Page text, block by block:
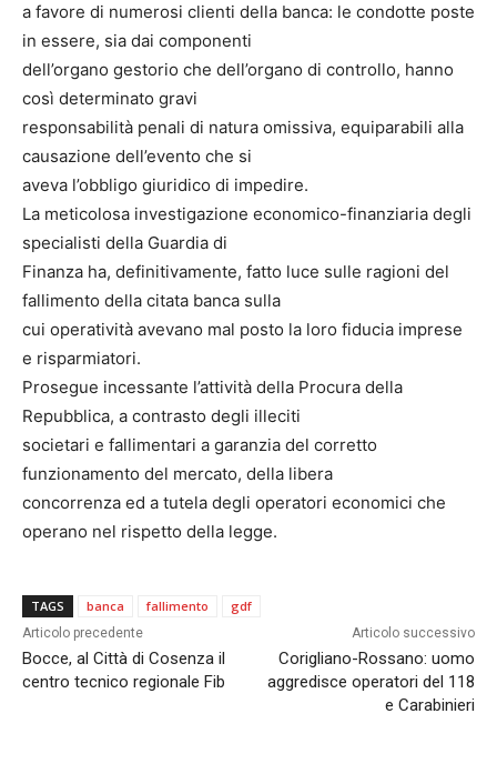
a favore di numerosi clienti della banca: le condotte poste
in essere, sia dai componenti
dell’organo gestorio che dell’organo di controllo, hanno
così determinato gravi
responsabilità penali di natura omissiva, equiparabili alla
causazione dell’evento che si
aveva l’obbligo giuridico di impedire.
La meticolosa investigazione economico-finanziaria degli
specialisti della Guardia di
Finanza ha, definitivamente, fatto luce sulle ragioni del
fallimento della citata banca sulla
cui operatività avevano mal posto la loro fiducia imprese
e risparmiatori.
Prosegue incessante l’attività della Procura della
Repubblica, a contrasto degli illeciti
societari e fallimentari a garanzia del corretto
funzionamento del mercato, della libera
concorrenza ed a tutela degli operatori economici che
operano nel rispetto della legge.
TAGS banca fallimento gdf
Articolo precedente
Bocce, al Città di Cosenza il
centro tecnico regionale Fib
Articolo successivo
Corigliano-Rossano: uomo
aggredisce operatori del 118
e Carabinieri